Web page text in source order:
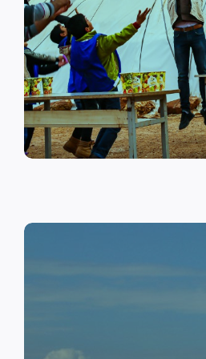
الطفل وإنشاء
القدرات والتوعية
والنفسية.
المزيد